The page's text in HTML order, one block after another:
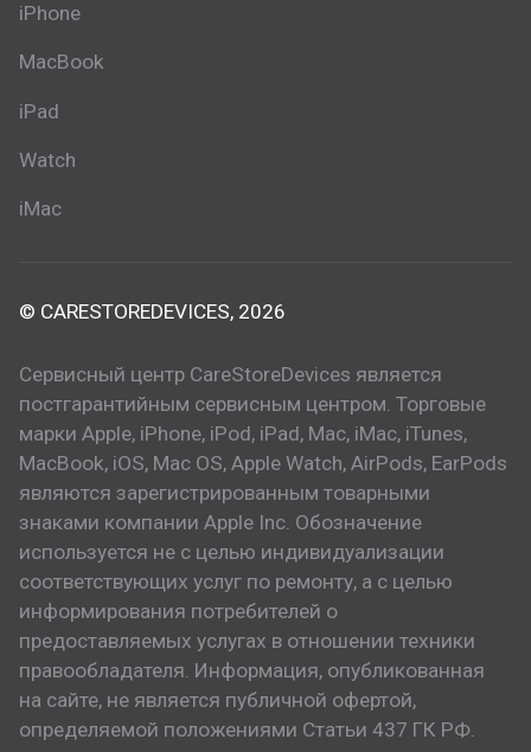
iPhone
MacBook
iPad
Watch
iMac
© CARESTOREDEVICES, 2026
Сервисный центр CareStoreDevices является
постгарантийным сервисным центром. Торговые
марки Apple, iPhone, iPod, iPad, Mac, iMac, iTunes,
MacBook, iOS, Mac OS, Apple Watch, AirPods, EarPods
являются зарегистрированным товарными
знаками компании Apple Inc. Обозначение
используется не с целью индивидуализации
соответствующих услуг по ремонту, а с целью
информирования потребителей о
предоставляемых услугах в отношении техники
правообладателя. Информация, опубликованная
на сайте, не является публичной офертой,
определяемой положениями Статьи 437 ГК РФ.